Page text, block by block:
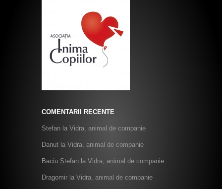
COMENTARII RECENTE
Stefan la Vidra, animal de companie
Danut la Vidra, animal de companie
Baciu Ștefan la Vidra, animal de companie
Dragomir la Vidra, animal de companie